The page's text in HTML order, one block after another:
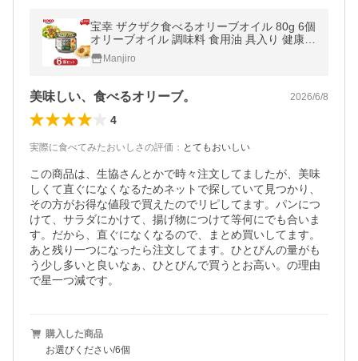
宝幸 ザクザク食べるオリーブオイル 80g 6個
オリーブオイル 調味料 食用油 具入り 健康
ダイエット サラダ ドレッシング 送料無料
Manjiro
美味しい、食べるオリーブ。 2026/6/8
4
実際に食べてみたおいしさの評価 ： とてもおいしい
この商品は、生協さんとかで時々注文してましたが、美味
しくて直ぐになくなるためネットで探していて見つかり、
その方がお得な値段で買えたのでリピしてます。パンにつ
けて、サラダにかけて、揚げ物につけて等何にでも合いま
す。だから、直ぐになくなるので、まとめ買いしてます。
あと残り一つになったら注文してます。ひとびんの量がも
う少し多いと良いなぁ、ひとびんで買うとお高い。の理由
で星一つ減です。
購入した商品
お選びください/6個